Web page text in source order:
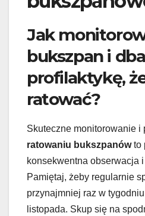
Jak
bukszpan i
profilaktykę,
ratować?
Skuteczne monitorowanie i
ratowaniu bukszpanówto
konsekwentna obserwacja
Pamiętaj, żeby regularnie
przynajmniej raz w
listopada. Skup się na